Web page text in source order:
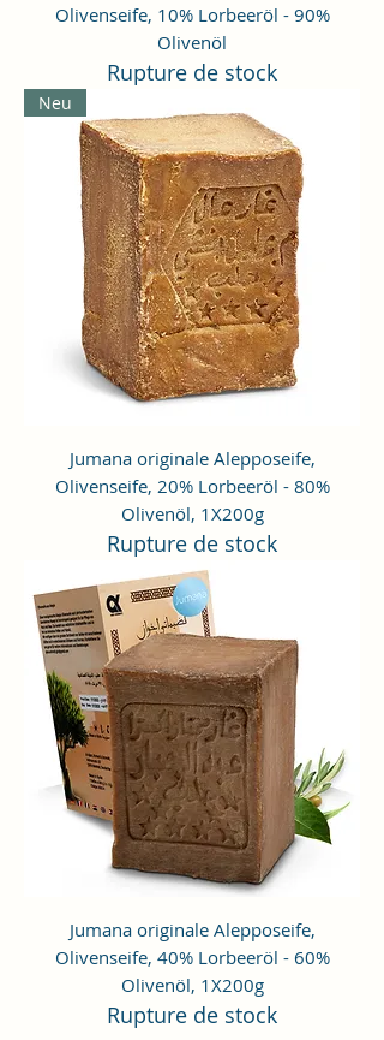
Olivenseife, 10% Lorbeeröl - 90%
Olivenöl
Rupture de stock
Neu
Jumana originale Alepposeife,
Olivenseife, 20% Lorbeeröl - 80%
Olivenöl, 1X200g
Rupture de stock
Jumana originale Alepposeife,
Olivenseife, 40% Lorbeeröl - 60%
Olivenöl, 1X200g
Rupture de stock